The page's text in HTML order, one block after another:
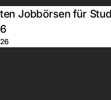
Jobbörsen für